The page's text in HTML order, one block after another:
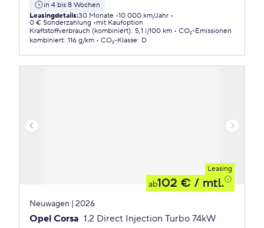
in 4 bis 8 Wochen
Leasingdetails:30 Monate 10.000 km/Jahr
0 € Sonderzahlung
mit Kaufoption
Kraftstoffverbrauch (kombiniert): 5,1 l/100 km
CO₂-Emissionen
kombiniert: 116 g/km CO₂-Klasse: D
Leasing
ab102 € / mtl.
Neuwagen | 2026
Opel Corsa 1.2 Direct Injection Turbo 74kW